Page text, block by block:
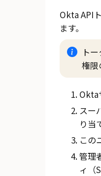
Okta API
ます。
ト
権限
Okta
スー
り当
この
管理
ィ（